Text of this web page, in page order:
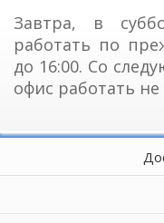
Завтра, в
работать по
до 16:00. Со
офис работать не